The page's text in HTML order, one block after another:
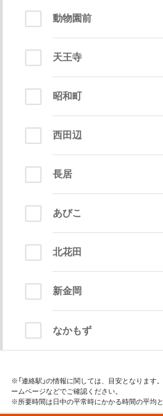
動物園前
天王寺
昭和町
西田辺
長居
あびこ
北花田
新金岡
なかもず
※ 「連絡駅」の情報に関しては、目安となります
ームページなどでご確認ください。
※所要時間は日中の平常時にかかる時間の平均と